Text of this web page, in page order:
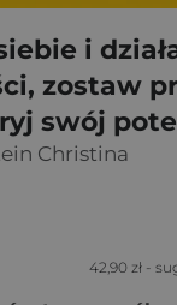
i
zostaw
swój
Christina
42,90 zł -